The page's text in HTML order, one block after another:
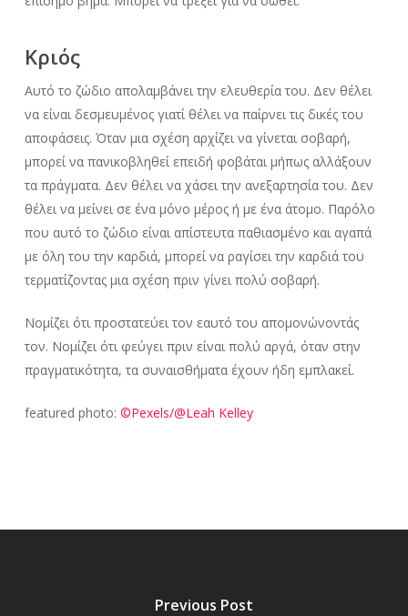
Κριός
Αυτό το ζώδιο απολαμβάνει την ελευθερία του. Δεν θέλει
να είναι δεσμευμένος γιατί θέλει να παίρνει τις δικές του
αποφάσεις. Όταν μια σχέση αρχίζει να γίνεται σοβαρή,
μπορεί να πανικοβληθεί επειδή φοβάται μήπως αλλάξουν
τα πράγματα. Δεν θέλει να χάσει την ανεξαρτησία του. Δεν
θέλει να μείνει σε ένα μόνο μέρος ή με ένα άτομο. Παρόλο
που αυτό το ζώδιο είναι απίστευτα παθιασμένο και αγαπά
με όλη του την καρδιά, μπορεί να ραγίσει την καρδιά του
τερματίζοντας μια σχέση πριν γίνει πολύ σοβαρή.
Νομίζει ότι προστατεύει τον εαυτό του απομονώνοντάς
τον. Νομίζει ότι φεύγει πριν είναι πολύ αργά, όταν στην
πραγματικότητα, τα συναισθήματα έχουν ήδη εμπλακεί.
featured photo: ©Pexels/@Leah Kelley
Previous Post